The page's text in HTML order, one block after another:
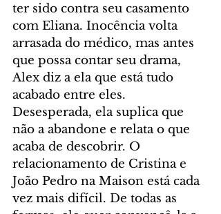
ter sido contra seu casamento
com Eliana. Inocência volta
arrasada do médico, mas antes
que possa contar seu drama,
Alex diz a ela que está tudo
acabado entre eles.
Desesperada, ela suplica que
não a abandone e relata o que
acaba de descobrir. O
relacionamento de Cristina e
João Pedro na Maison está cada
vez mais difícil. De todas as